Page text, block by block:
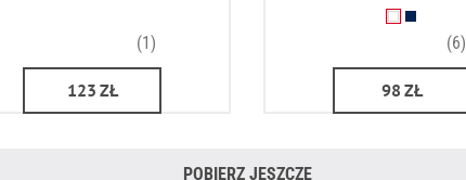
(1)
123 ZŁ
(6)
98 ZŁ
POBIERZ JESZCZE